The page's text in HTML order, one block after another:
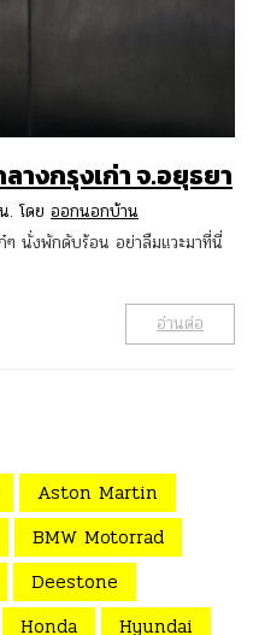
างกรุงเก่า จ.อยุธยา
. โดย ออกนอกบ้าน
ก๋ๆ นั่งพักดับร้อน อย่าลืมแวะมาที่นี่
อ่านต่อ
Aston Martin
BMW Motorrad
Deestone
Honda
Hyundai